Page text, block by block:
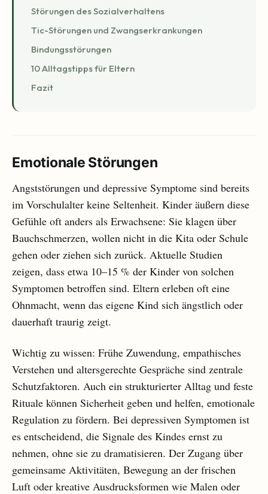
Störungen des Sozialverhaltens
Tic-Störungen und Zwangserkrankungen
Bindungsstörungen
10 Alltagstipps für Eltern
Fazit
Emotionale Störungen
Angststörungen und depressive Symptome sind bereits
im Vorschulalter keine Seltenheit. Kinder äußern diese
Gefühle oft anders als Erwachsene: Sie klagen über
Bauchschmerzen, wollen nicht in die Kita oder Schule
gehen oder ziehen sich zurück. Aktuelle Studien
zeigen, dass etwa 10–15 % der Kinder von solchen
Symptomen betroffen sind. Eltern erleben oft eine
Ohnmacht, wenn das eigene Kind sich ängstlich oder
dauerhaft traurig zeigt.
Wichtig zu wissen: Frühe Zuwendung, empathisches
Verstehen und altersgerechte Gespräche sind zentrale
Schutzfaktoren. Auch ein strukturierter Alltag und feste
Rituale können Sicherheit geben und helfen, emotionale
Regulation zu fördern. Bei depressiven Symptomen ist
es entscheidend, die Signale des Kindes ernst zu
nehmen, ohne sie zu dramatisieren. Der Zugang über
gemeinsame Aktivitäten, Bewegung an der frischen
Luft oder kreative Ausdrucksformen wie Malen oder